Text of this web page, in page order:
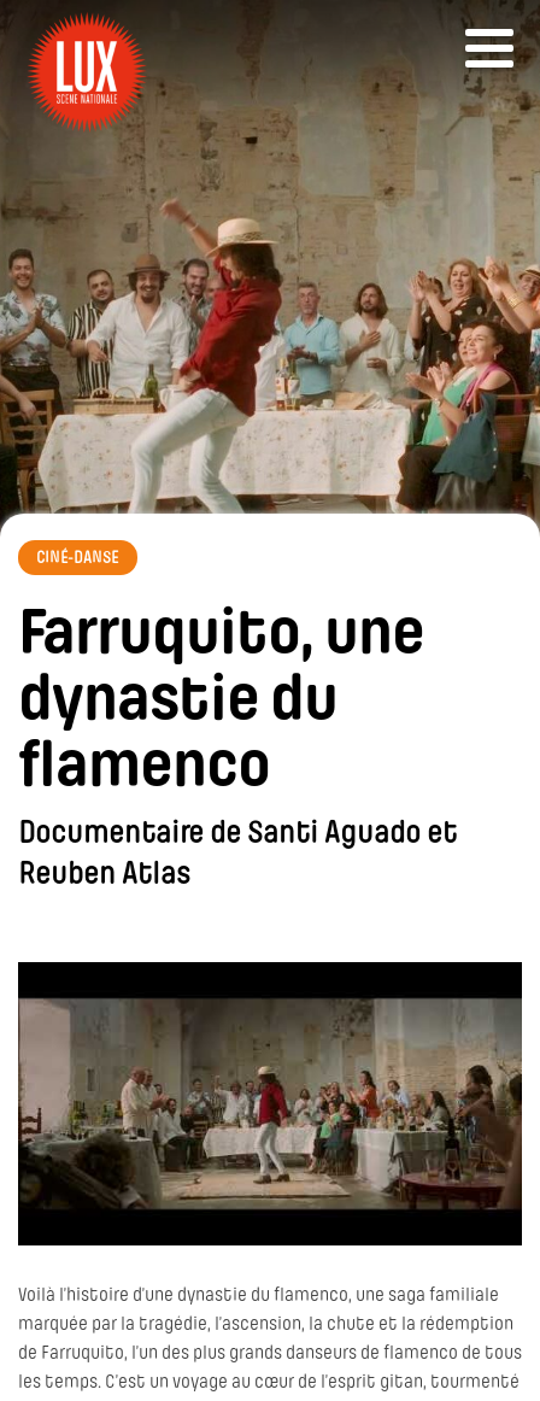
CINÉ-DANSE
Farruquito, une
dynastie du
flamenco
Documentaire de Santi Aguado et
Reuben Atlas
Voilà l’histoire d’une dynastie du flamenco, une saga familiale
marquée par la tragédie, l’ascension, la chute et la rédemption
de Farruquito, l’un des plus grands danseurs de flamenco de tous
les temps. C’est un voyage au cœur de l’esprit gitan, tourmenté